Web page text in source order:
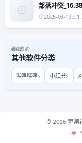
部落冲突
2025-03-19 1
继续浏览
其他软件分类
哔哩哔哩 小红书 X
© 2026 苹果
♥